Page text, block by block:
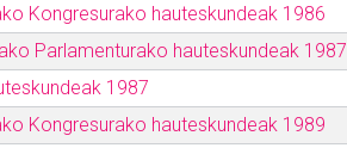
Kongresurako hauteskundeak 1986
Parlamenturako hauteskundeak 1987
1987
Kongresurako hauteskundeak 1989